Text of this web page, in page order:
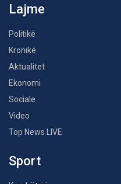
Lajme
Politikë
Kronikë
Aktualitet
Ekonomi
Sociale
Video
Top News LIVE
Sport